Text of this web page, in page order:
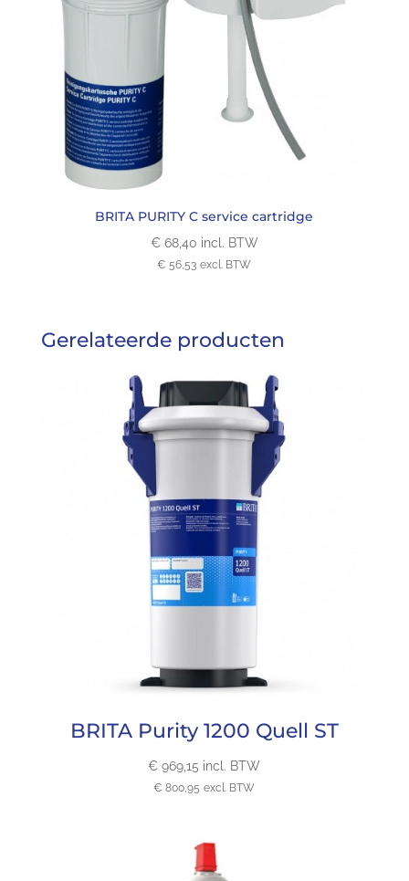
BRITA PURITY C service cartridge
€68,40 incl. BTW
€ 56,53 excl. BTW
Gerelateerde producten
BRITA Purity 1200 Quell ST
€ 969,15 incl. BTW
€ 800,95 excl. BTW